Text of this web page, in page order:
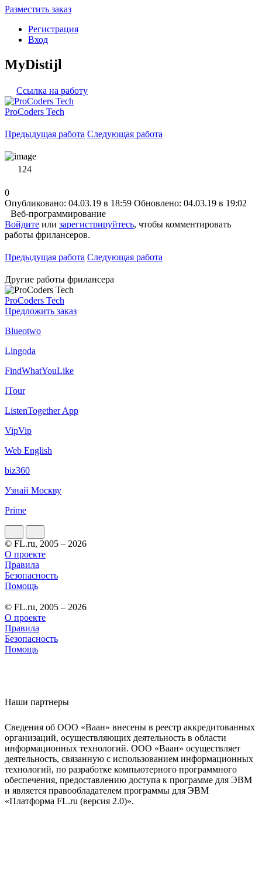
Разместить заказ
Регистрация
Вход
MyDistijl
Ссылка на работу
ProCoders Tech
Предыдущая работа Следующая работа
124
0
Опубликовано: 04.03.19 в 18:59 Обновлено: 04.03.19 в 19:02
Веб-программирование
Войдите или зарегистрируйтесь, чтобы комментировать
работы фрилансеров.
Предыдущая работа Следующая работа
Другие работы фрилансера
ProCoders Tech
Предложить заказ
Blueotwo
Lingoda
FindWhatYouLike
ITour
ListenTogether App
VipVip
Web English
biz360
Узнай Москву
Prime
© FL.ru, 2005 – 2026
О проекте
Правила
Безопасность
Помощь
© FL.ru, 2005 – 2026
О проекте
Правила
Безопасность
Помощь
Наши партнеры
Сведения об ООО «Ваан» внесены в реестр аккредитованных
организаций, осуществляющих деятельность в области
информационных технологий. ООО «Ваан» осуществляет
деятельность, связанную с использованием информационных
технологий, по разработке компьютерного программного
обеспечения, предоставлению доступа к программе для ЭВМ
и является правообладателем программы для ЭВМ
«Платформа FL.ru (версия 2.0)».